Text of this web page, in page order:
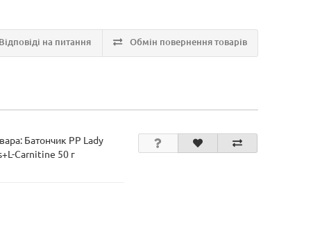
Відповіді на питання Обмін повернення товарів
Батончик PP Lady
Carnitine 50 г